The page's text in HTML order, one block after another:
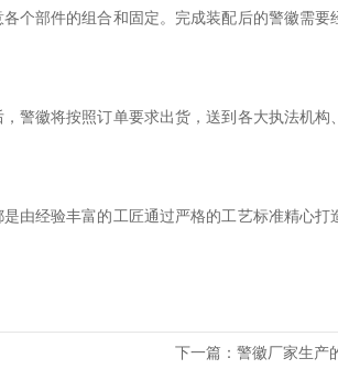
个部件的组合和固定。完成装配后的警徽需要
警徽将按照订单要求出货，送到各大执法机构
由经验丰富的工匠通过严格的工艺标准精心打
下一篇： 警徽厂家生产